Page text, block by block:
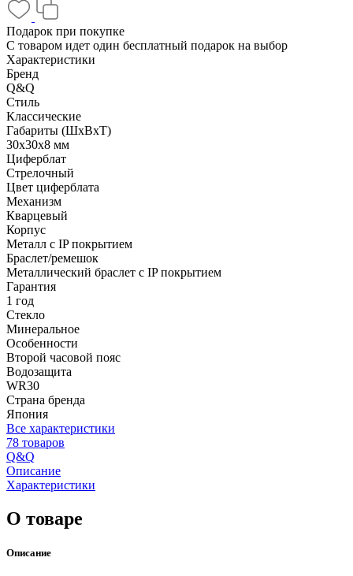
Подарок при покупке
С товаром идет один бесплатный подарок на выбор
Характеристики
Бренд
Q&Q
Стиль
Классические
Габариты (ШхВхТ)
30x30x8 мм
Циферблат
Стрелочный
Цвет циферблата
Механизм
Кварцевый
Корпус
Металл с IP покрытием
Браслет/ремешок
Металлический браслет с IP покрытием
Гарантия
1 год
Стекло
Минеральное
Особенности
Второй часовой пояс
Водозащита
WR30
Страна бренда
Япония
Все характеристики
78 товаров
Q&Q
Описание
Характеристики
О товаре
Описание